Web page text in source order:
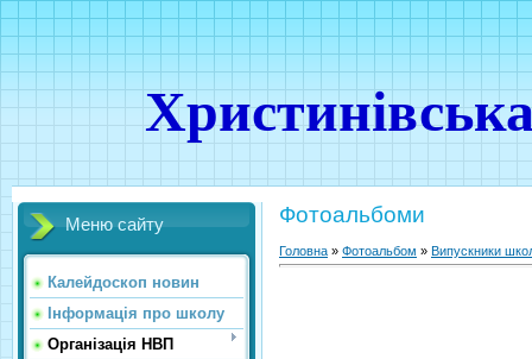
Меню сайту
Калейдоскоп новин
Інформація про школу
Організація НВП
Фотоальбоми
Головна » Фотоальбом » Випускники